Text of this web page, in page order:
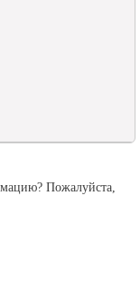
Пожалуйста,